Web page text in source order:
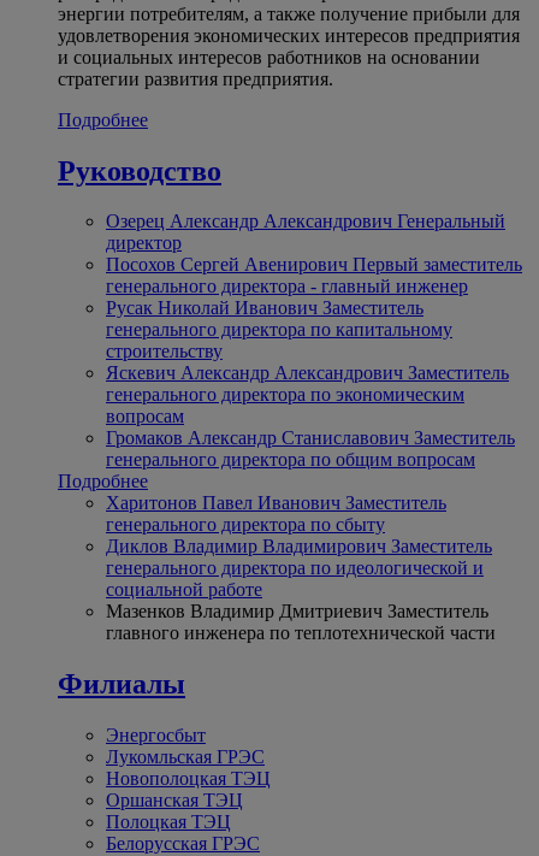
энергии потребителям, а также получение прибыли для
удовлетворения экономических интересов предприятия
и социальных интересов работников на основании
стратегии развития предприятия.
Подробнее
Руководство
Озерец Александр Александрович Генеральный
директор
Посохов Сергей Авенирович Первый заместитель
генерального директора - главный инженер
Русак Николай Иванович Заместитель
генерального директора по капитальному
строительству
Яскевич Александр Александрович Заместитель
генерального директора по экономическим
вопросам
Громаков Александр Станиславович Заместитель
генерального директора по общим вопросам
Подробнее
Харитонов Павел Иванович Заместитель
генерального директора по сбыту
Диклов Владимир Владимирович Заместитель
генерального директора по идеологической и
социальной работе
Мазенков Владимир Дмитриевич Заместитель
главного инженера по теплотехнической части
Филиалы
Энергосбыт
Лукомльская ГРЭС
Новополоцкая ТЭЦ
Оршанская ТЭЦ
Полоцкая ТЭЦ
Белорусская ГРЭС